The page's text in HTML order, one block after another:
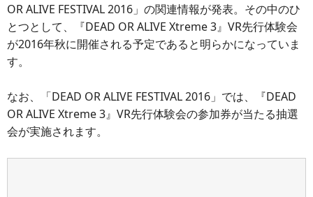
OR ALIVE FESTIVAL 2016」の関連情報が発表。その中のひ
とつとして、『DEAD OR ALIVE Xtreme 3』VR先行体験会
が2016年秋に開催される予定であると明らかになっていま
す。
なお、「DEAD OR ALIVE FESTIVAL 2016」では、『DEAD
OR ALIVE Xtreme 3』VR先行体験会の参加券が当たる抽選
会が実施されます。